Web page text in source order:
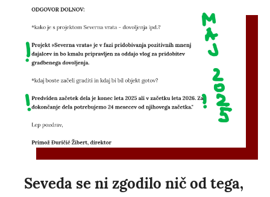
Seveda se ni zgodilo nič od tega,